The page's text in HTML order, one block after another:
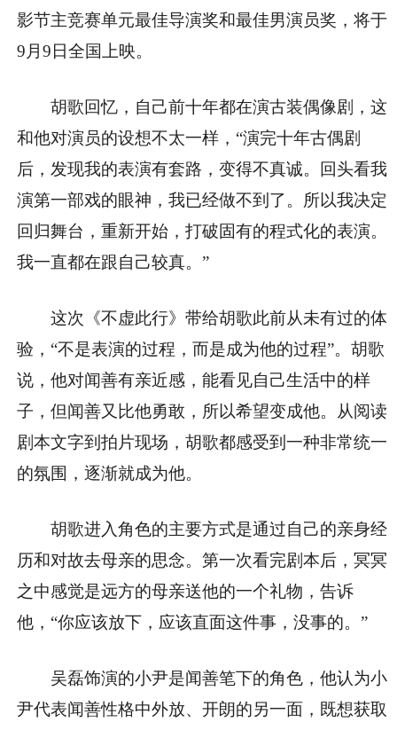
影节主竞赛单元最佳导演奖和最佳男演员奖，将于
9月9日全国上映。
胡歌回忆，自己前十年都在演古装偶像剧，这
和他对演员的设想不太一样，“演完十年古偶剧
后，发现我的表演有套路，变得不真诚。回头看我
演第一部戏的眼神，我已经做不到了。所以我决定
回归舞台，重新开始，打破固有的程式化的表演。
我一直都在跟自己较真。”
这次《不虚此行》带给胡歌此前从未有过的体
验，“不是表演的过程，而是成为他的过程”。胡歌
说，他对闻善有亲近感，能看见自己生活中的样
子，但闻善又比他勇敢，所以希望变成他。从阅读
剧本文字到拍片现场，胡歌都感受到一种非常统一
的氛围，逐渐就成为他。
胡歌进入角色的主要方式是通过自己的亲身经
历和对故去母亲的思念。第一次看完剧本后，冥冥
之中感觉是远方的母亲送他的一个礼物，告诉
他，“你应该放下，应该直面这件事，没事的。”
吴磊饰演的小尹是闻善笔下的角色，他认为小
尹代表闻善性格中外放、开朗的另一面，既想获取